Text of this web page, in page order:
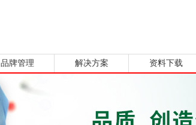
品牌管理 解决方案 资料下载